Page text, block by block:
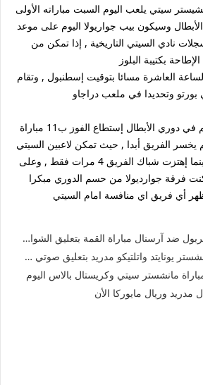
سيتي يلعب اليوم السبت مباراته الأولى
وسيكون بيب جواريولا اليوم على موعد
نادي السيتي التاريخية , إذا تمكن من
الإطاحة بكتيبة البلوز
العاشرة مسائا بتوقيت إسطنبول , وتقام
بورتو وتحديدا في ملعب دراجاو
نادي السيتي هذا الموسم في دوري الأبطال إستطاع الفوز ب11 مباراة
يخسر الفريق أبدا , حيث تمكن لاعبين السيتي
من تسجيل 25 هدف , بينما إهتزت شباك الفريق 4 مرات فقط , وعلى
فرقة جوارديولا من حسم الدوري مبكرا
أي فريق اي منافسة امام السيتي
ضد آرسنال مباراة القمة بتعليق الشوالي
واتلتيكو مدريد بتعليق صوتي رؤوف خليف اليوم
مانشستر سيتي وكريستال بالاس اليوم
مدريد وريال مايوركا الأن